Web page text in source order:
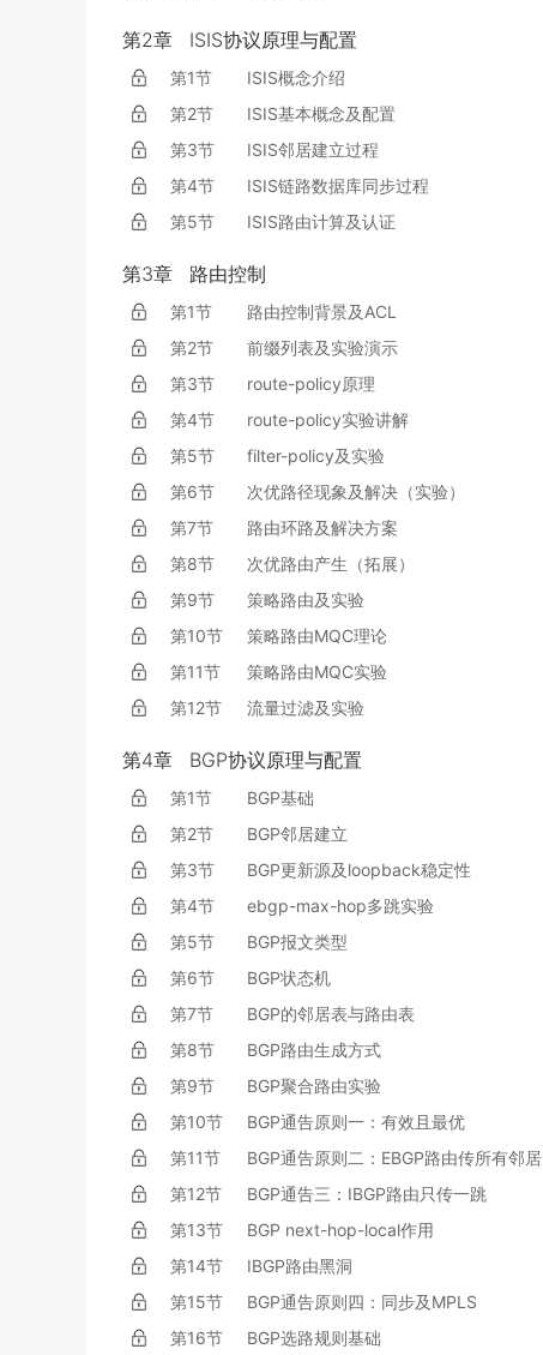
第2章 ISIS协议原理与配置
第1节
ISIS概念介绍
第2节
ISIS基本概念及配置
第3节
ISIS邻居建立过程
第4节
ISIS链路数据库同步过程
第5节
ISIS路由计算及认证
第3章 路由控制
第1节
路由控制背景及ACL
第2节
前缀列表及实验演示
第3节
route-policy原理
第4节
route-policy实验讲解
第5节
filter-policy及实验
第6节
次优路径现象及解决（实验）
第7节
路由环路及解决方案
第8节
次优路由产生（拓展）
第9节
策略路由及实验
第10节
策略路由MQC理论
第11节
策略路由MQC实验
第12节
流量过滤及实验
第4章 BGP协议原理与配置
第1节
BGP基础
第2节
BGP邻居建立
第3节
BGP更新源及loopback稳定性
第4节
ebgp-max-hop多跳实验
第5节
BGP报文类型
第6节
BGP状态机
第7节
BGP的邻居表与路由表
第8节
BGP路由生成方式
第9节
BGP聚合路由实验
第10节
BGP通告原则一：有效且最优
第11节
BGP通告原则二：EBGP路由传所有邻居
第12节
BGP通告三：IBGP路由只传一跳
第13节
BGP next-hop-local作用
第14节
IBGP路由黑洞
第15节
BGP通告原则四：同步及MPLS
第16节
BGP选路规则基础